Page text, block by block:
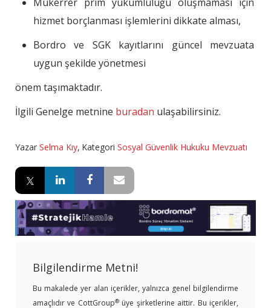
hizmet borçlanması işlemlerini dikkate alması,
Bordro ve SGK kayıtlarını güncel mevzuata
uygun şekilde yönetmesi
önem taşımaktadır.
İlgili Genelge metnine buradan ulaşabilirsiniz.
Yazar Selma Kıy, Kategori Sosyal Güvenlik Hukuku Mevzuatı
Bilgilendirme Metni!
Bu makalede yer alan içerikler, yalnızca genel bilgilendirme
amaçlıdır ve CottGroup®üye şirketlerine aittir. Bu içerikler,